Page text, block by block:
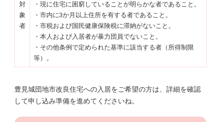
対
象
者
・現に住宅に困窮していることが明らかな者であること。
・市内に3か月以上住所を有する者であること。
・市税および国民健康保険税に滞納がないこと。
・本人および入居者が暴力団員でないこと。
・その他条例で定められた基準に該当する者（所得制限
等）。
豊見城団地市改良住宅への入居をご希望の方は、詳細を確認
して申し込み準備を進めてくださいね。